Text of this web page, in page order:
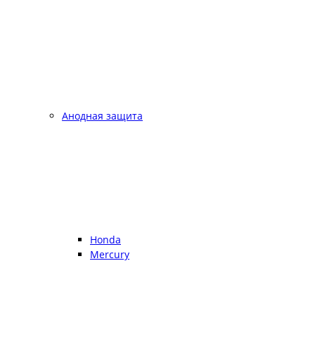
Анодная защита
Honda
Mercury